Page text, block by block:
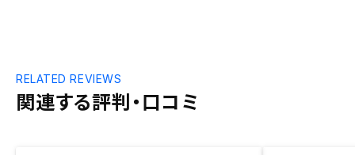
関連する評判・口コミ
RELATED REVIEWS